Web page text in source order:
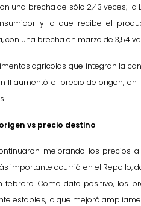
una brecha de sólo 2,43 veces;
y lo que recibe el
con una brecha en marzo de 3,54
agrícolas que integran la
11 aumentó el precio de origen,
vs precio destino
mejorando los precios
importante ocurrió en el Repollo,
febrero. Como dato positivo, los
estables, lo que mejoró